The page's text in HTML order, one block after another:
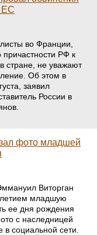
ЕС
во Франции,
причастности РФ к
стране, не уважают
Об этом в
заявил
России в
фото младшей
Виторган
младшую
ее дня рождения
с наследницей
в социальной сети.